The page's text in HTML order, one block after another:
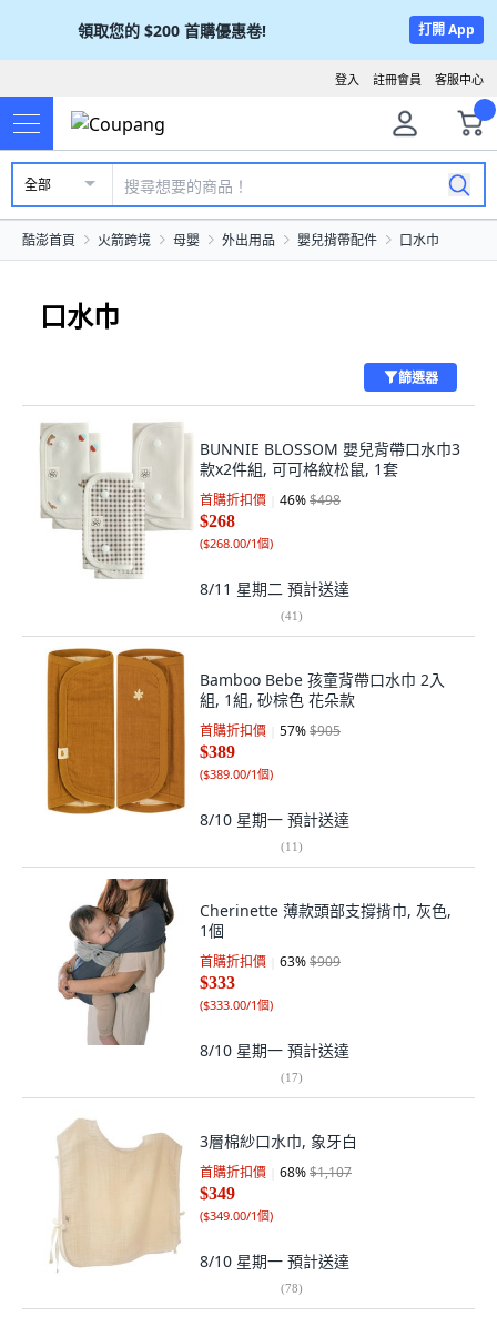
領取您的 $200 首購優惠卷! 打開 App
客服中心
註冊會員
登入
全部
酷澎首頁 火箭跨境 母嬰 外出用品 嬰兒揹帶配件 口水巾
口水巾
篩選器
BUNNIE BLOSSOM 嬰兒背帶口水巾3
款x2件組, 可可格紋松鼠, 1套
首購折扣價 46%$498
$268
($268.00/1個)
8/11 星期二 預計送達
(41)
Bamboo Bebe 孩童背帶口水巾 2入
組, 1組, 砂棕色 花朵款
首購折扣價 57%$905
$389
($389.00/1個)
8/10 星期一 預計送達
(11)
Cherinette 薄款頭部支撐揹巾, 灰色,
1個
首購折扣價 63%$909
$333
($333.00/1個)
8/10 星期一 預計送達
(17)
3層棉紗口水巾, 象牙白
首購折扣價 68%$1,107
$349
($349.00/1個)
8/10 星期一 預計送達
(78)